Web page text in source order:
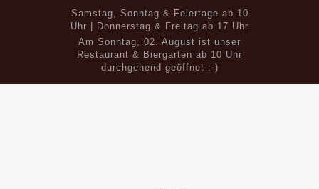
Samstag, Sonntag & Feiertage ab 10
Uhr | Donnerstag & Freitag ab 17 Uhr
Am Sonntag, 02. August ist unser
Restaurant & Biergarten ab 10 Uhr
durchgehend geöffnet :-)